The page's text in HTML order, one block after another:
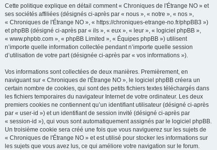
Cette politique explique en détail comment « Chroniques de l'Étrange NO » et
ses sociétés affiliées (désignés ci-après par « nous », « notre », « nos »,
« Chroniques de l'Étrange NO », « https://chroniques-etrange-no.fr/phpBB3 »)
et phpBB (désigné ci-après par « ils », « eux », « leur », « logiciel phpBB »,
« www.phpbb.com », « phpBB Limited », « Équipes phpBB ») utilisent
n’importe quelle information collectée pendant n’importe quelle session
d’utilisation de votre part (désignée ci-après par « vos informations »).
Vos informations sont collectées de deux manières. Premièrement, en
naviguant sur « Chroniques de l'Étrange NO », le logiciel phpBB créera un
certain nombre de cookies, qui sont des petits fichiers textes téléchargés dans
les fichiers temporaires du navigateur Internet de votre ordinateur. Les deux
premiers cookies ne contiennent qu’un identifiant utilisateur (désigné ci-après
par « user-id ») et un identifiant de session invité (désigné ci-après par
« session-id »), qui vous sont automatiquement assignés par le logiciel phpBB.
Un troisième cookie sera créé une fois que vous naviguerez sur les sujets de
« Chroniques de l'Étrange NO » et est utilisé pour stocker les informations sur
les sujets que vous avez lus, ce qui améliore votre navigation sur le forum.